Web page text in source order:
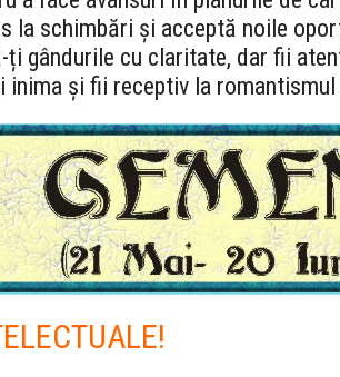
la schimbări și acceptă noile
ți gândurile cu claritate, dar fii
inima și fii receptiv la